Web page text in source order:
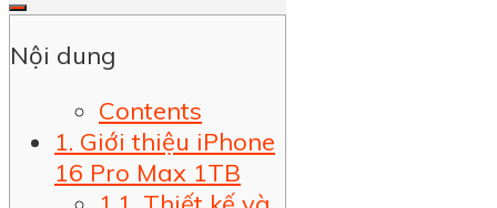
Nội dung
Contents
1. Giới thiệu iPhone
16 Pro Max 1TB